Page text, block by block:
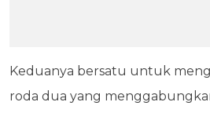
Keduanya bersatu untuk
roda dua yang